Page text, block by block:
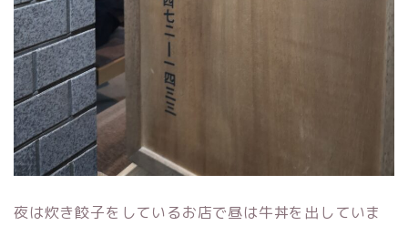
夜は炊き餃子をしているお店で昼は牛丼を出していま